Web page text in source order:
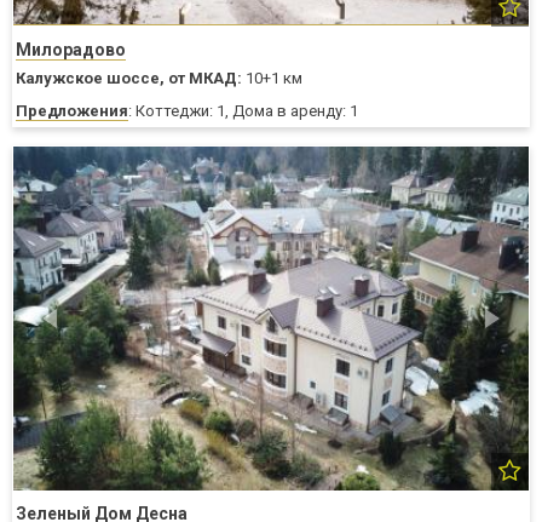
Милорадово
Калужское шоссе, от МКАД: 10+1 км
Предложения: Коттеджи: 1, Дома в аренду: 1
Зеленый Дом Десна